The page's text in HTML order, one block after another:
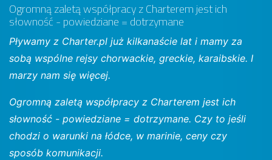
Ogromną zaletą współpracy z Charterem jest ich
słowność - powiedziane = dotrzymane
Pływamy z Charter.pl już kilkanaście lat i mamy za
sobą wspólne rejsy chorwackie, greckie, karaibskie. I
marzy nam się więcej.
Ogromną zaletą współpracy z Charterem jest ich
słowność - powiedziane = dotrzymane. Czy to jeśli
chodzi o warunki na łódce, w marinie, ceny czy
sposób komunikacji.